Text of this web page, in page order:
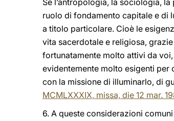
Se l’antropologia, la sociologia,
ruolo di fondamento capitale e di
a titolo particolare. Cioè le
vita sacerdotale e religiosa,
fortunatamente molto attivi da
evidentemente molto esigenti
con la missione di illuminarlo, di
MCMLXXXIX, missa, die 12 mar.
6. A queste considerazioni